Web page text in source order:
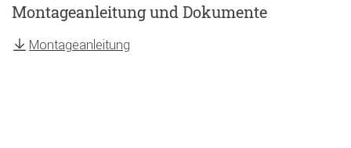
Montageanleitung und Dokumente
Montageanleitung